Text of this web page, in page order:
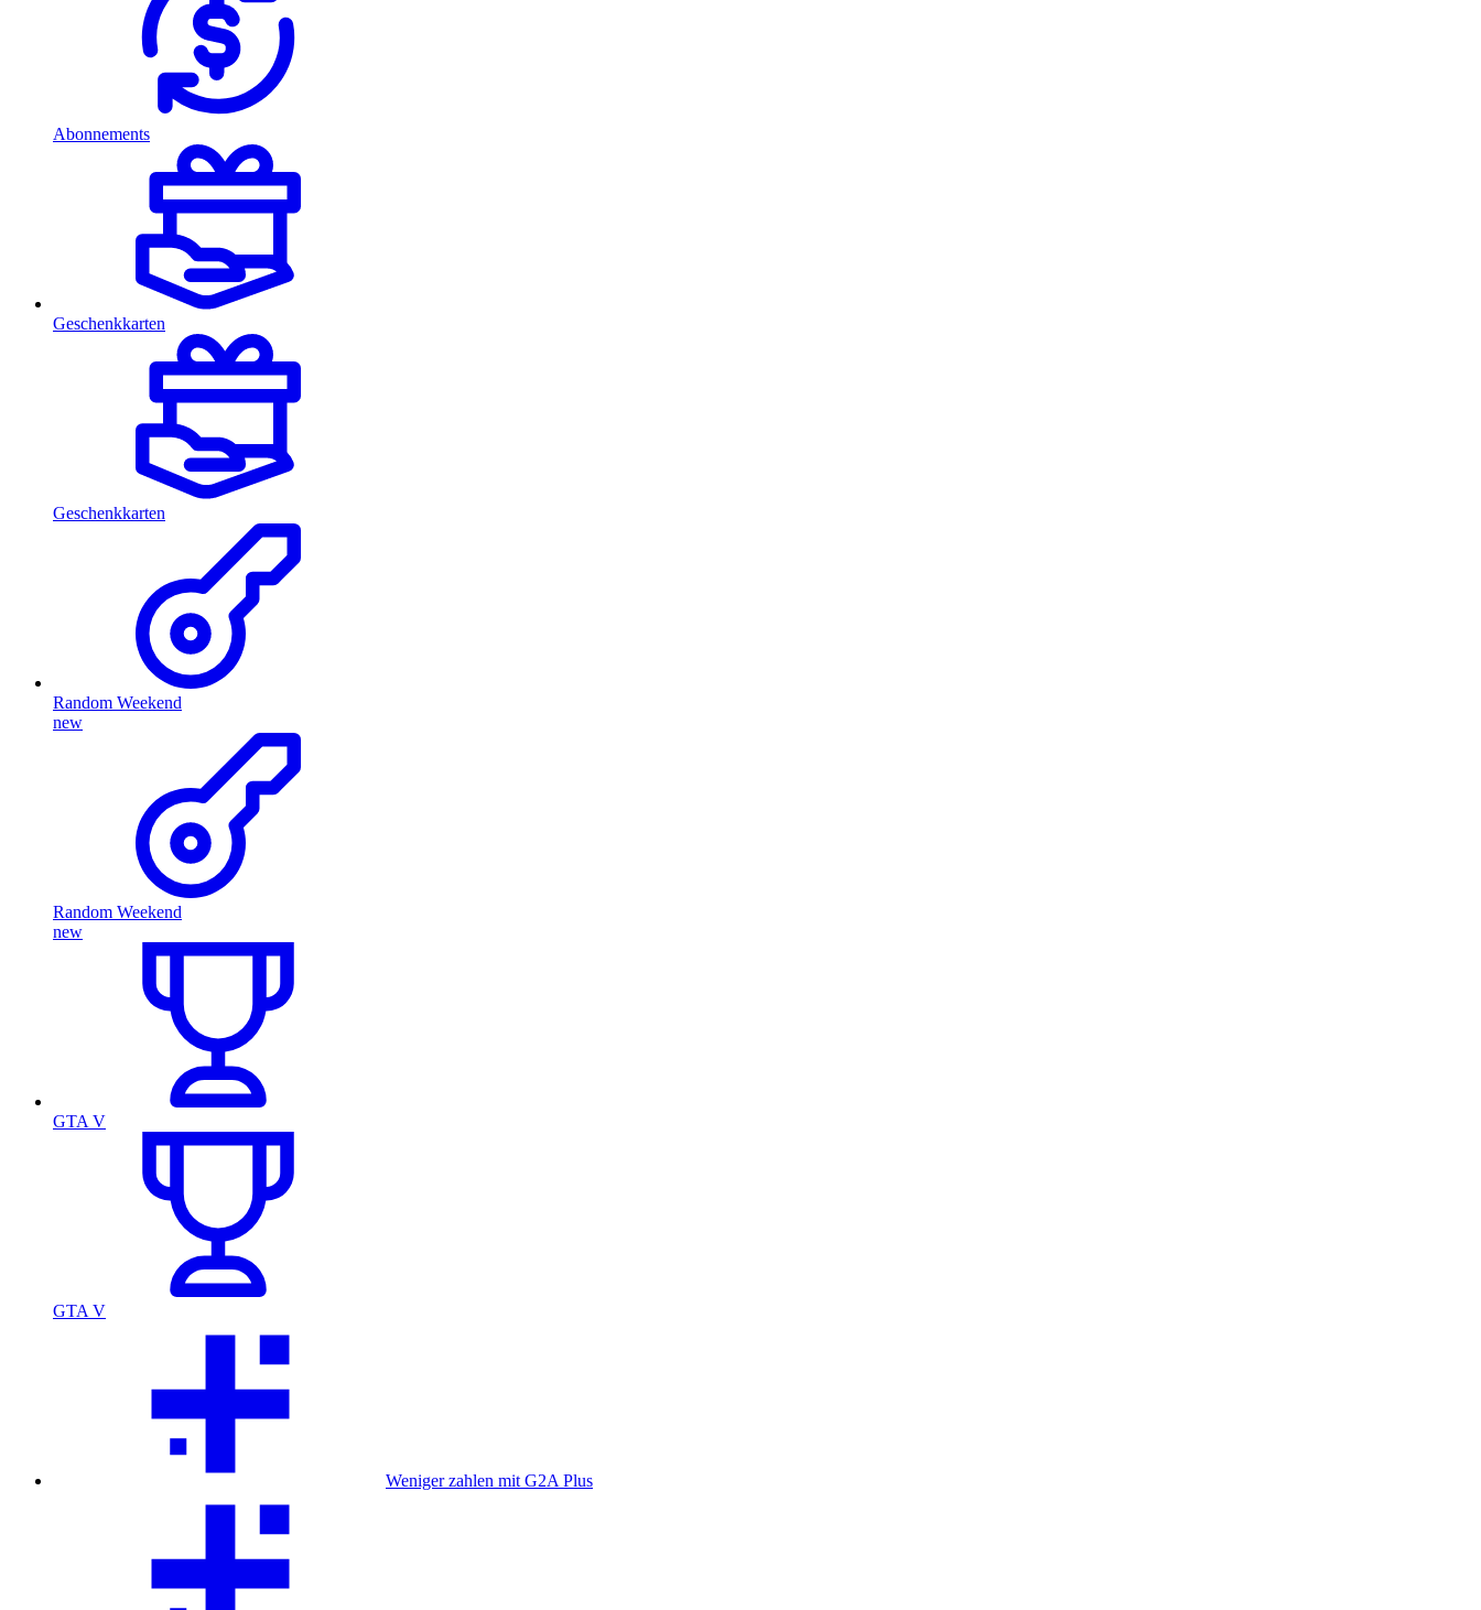
Abonnements
Geschenkkarten
Geschenkkarten
Random Weekend
new
Random Weekend
new
GTA V
GTA V
Weniger zahlen mit G2A Plus